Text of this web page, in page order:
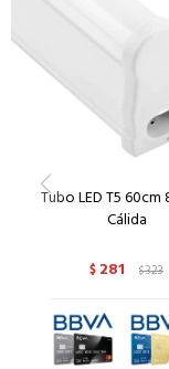
Tubo LED T5 60cm
Cálida
$ 281 $323